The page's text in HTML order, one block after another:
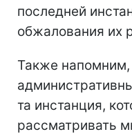
последней
обжалования их
Также
та инстанция,
рассматривать